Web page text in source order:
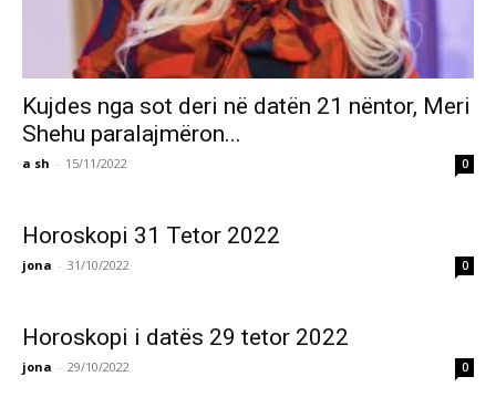
Kujdes nga sot deri në datën 21 nëntor, Meri
Shehu paralajmëron...
a sh - 15/11/2022 0
Horoskopi 31 Tetor 2022
jona - 31/10/2022 0
Horoskopi i datës 29 tetor 2022
jona - 29/10/2022 0